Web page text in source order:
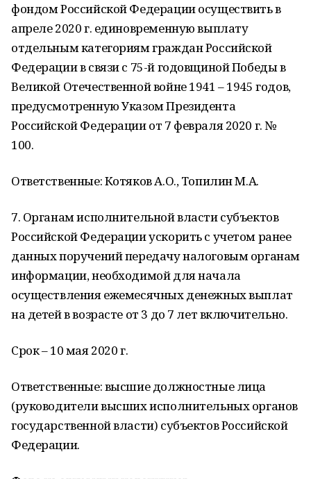
фондом Российской Федерации осуществить в
апреле 2020 г. единовременную выплату
отдельным категориям граждан Российской
Федерации в связи с 75-й годовщиной Победы в
Великой Отечественной войне 1941 – 1945 годов,
предусмотренную Указом Президента
Российской Федерации от 7 февраля 2020 г. №
100.
Ответственные: Котяков А.О., Топилин М.А.
7. Органам исполнительной власти субъектов
Российской Федерации ускорить с учетом ранее
данных поручений передачу налоговым органам
информации, необходимой для начала
осуществления ежемесячных денежных выплат
на детей в возрасте от 3 до 7 лет включительно.
Срок – 10 мая 2020 г.
Ответственные: высшие должностные лица
(руководители высших исполнительных органов
государственной власти) субъектов Российской
Федерации.